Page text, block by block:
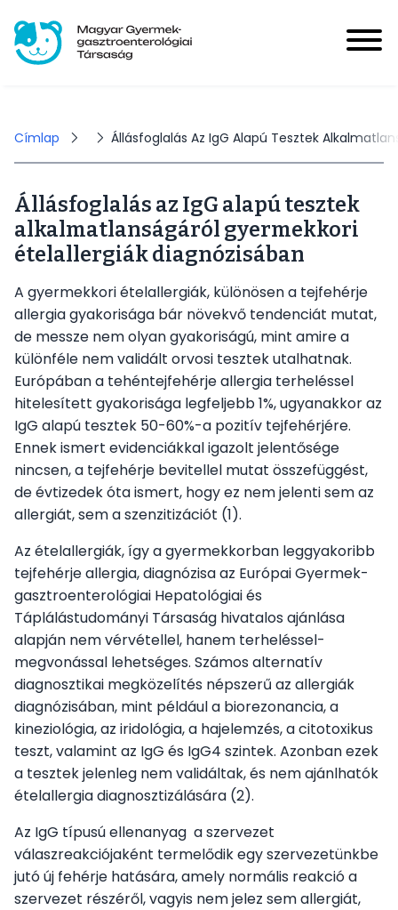
tartalomra
menu
Bejelentkezés
Main
navigation
Hírek
Események
HUPIR
Tagoknak
Vezetőség
A Társaságról
Jelentkezés
Újdonságok, érdekességek
Morzsa
Címlap Állásfoglalás Az IgG Alapú Tesztek
Állásfoglalás az IgG alapú tesztek
alkalmatlanságáról gyermekkori
ételallergiák diagnózisában
A gyermekkori ételallergiák, különösen a tejfehérje
allergia gyakorisága bár növekvő tendenciát mutat,
de messze nem olyan gyakoriságú, mint amire a
különféle nem validált orvosi tesztek utalhatnak.
Európában a tehéntejfehérje allergia terheléssel
hitelesített gyakorisága legfeljebb 1%, ugyanakkor az
IgG alapú tesztek 50-60%-a pozitív tejfehérjére.
Ennek ismert evidenciákkal igazolt jelentősége
nincsen, a tejfehérje bevitellel mutat összefüggést,
de évtizedek óta ismert, hogy ez nem jelenti sem az
allergiát, sem a szenzitizációt (1).
Az ételallergiák, így a gyermekkorban leggyakoribb
tejfehérje allergia, diagnózisa az Európai Gyermek-
gasztroenterológiai Hepatológiai és
Táplálástudományi Társaság hivatalos ajánlása
alapján nem vérvétellel, hanem terheléssel-
megvonással lehetséges. Számos alternatív
diagnosztikai megközelítés népszerű az allergiák
diagnózisában, mint például a biorezonancia, a
kineziológia, az iridológia, a hajelemzés, a citotoxikus
teszt, valamint az IgG és IgG4 szintek. Azonban ezek
a tesztek jelenleg nem validáltak, és nem ajánlhatók
ételallergia diagnosztizálására (2).
Az IgG típusú ellenanyag a szervezet
válaszreakciójaként termelődik egy szervezetünkbe
jutó új fehérje hatására, amely normális reakció a
szervezet részéről, vagyis nem jelez sem allergiát,